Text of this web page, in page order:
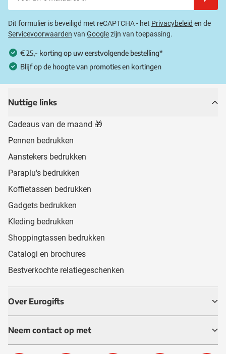
Dit formulier is beveiligd met reCAPTCHA - het Privacybeleid en de
Servicevoorwaarden van Googlezijn van toepassing.
€ 25,- korting op uw eerstvolgende bestelling*
Blijf op de hoogte van promoties en kortingen
Nuttige links
Cadeaus van de maand 🎁
Pennen bedrukken
Aanstekers bedrukken
Paraplu's bedrukken
Koffietassen bedrukken
Gadgets bedrukken
Kleding bedrukken
Shoppingtassen bedrukken
Catalogi en brochures
Bestverkochte relatiegeschenken
Over Eurogifts
Neem contact op met